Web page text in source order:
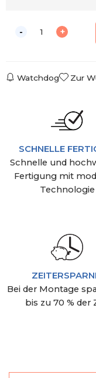
Watchdog Zur
SCHNELLE
Schnelle und
Fertigung mit
Technologie
Bei der Montage
bis zu 70 % der